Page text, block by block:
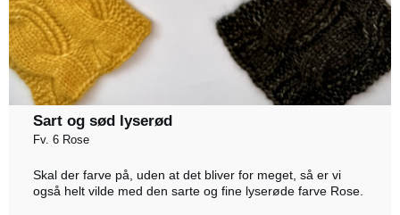
Sart og sød lyserød
Fv. 6 Rose
Skal der farve på, uden at det bliver for meget, så er vi
også helt vilde med den sarte og fine lyserøde farve Rose.